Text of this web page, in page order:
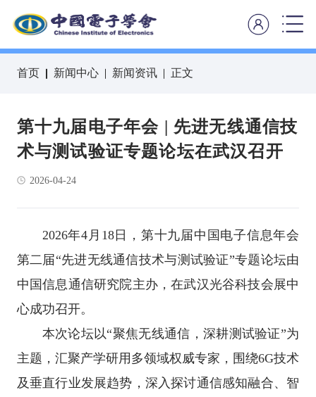
首页 新闻中心 新闻资讯 正文
第十九届电子年会 | 先进无线通信技
术与测试验证专题论坛在武汉召开
2026-04-24
2026年4月18日，第十九届中国电子信息年会
第二届“先进无线通信技术与测试验证”专题论坛由
中国信息通信研究院主办，在武汉光谷科技会展中
心成功召开。
本次论坛以“聚焦无线通信，深耕测试验证”为
主题，汇聚产学研用多领域权威专家，围绕6G技术
及垂直行业发展趋势，深入探讨通信感知融合、智